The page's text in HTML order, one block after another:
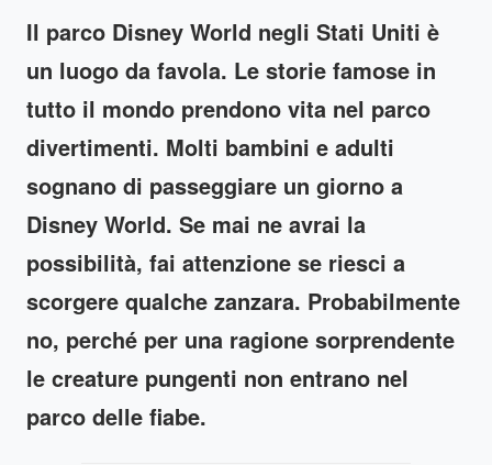
Il parco Disney World negli Stati Uniti è
un luogo da favola. Le storie famose in
tutto il mondo prendono vita nel parco
divertimenti. Molti bambini e adulti
sognano di passeggiare un giorno a
Disney World. Se mai ne avrai la
possibilità, fai attenzione se riesci a
scorgere qualche zanzara. Probabilmente
no, perché per una ragione sorprendente
le creature pungenti non entrano nel
parco delle fiabe.